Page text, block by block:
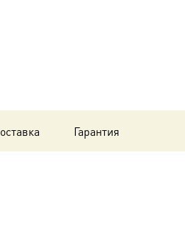
24х30
Гарантия